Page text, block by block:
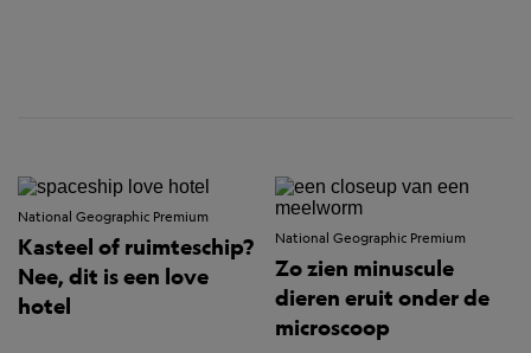
National Geographic Premium
Kasteel of ruimteschip?
Nee, dit is een love
hotel
National Geographic Premium
Zo zien minuscule
dieren eruit onder de
microscoop